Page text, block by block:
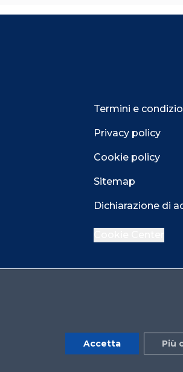
Termini e
Privacy policy
Cookie policy
Sitemap
Dichiarazione di
YouTube X
Accetta Più